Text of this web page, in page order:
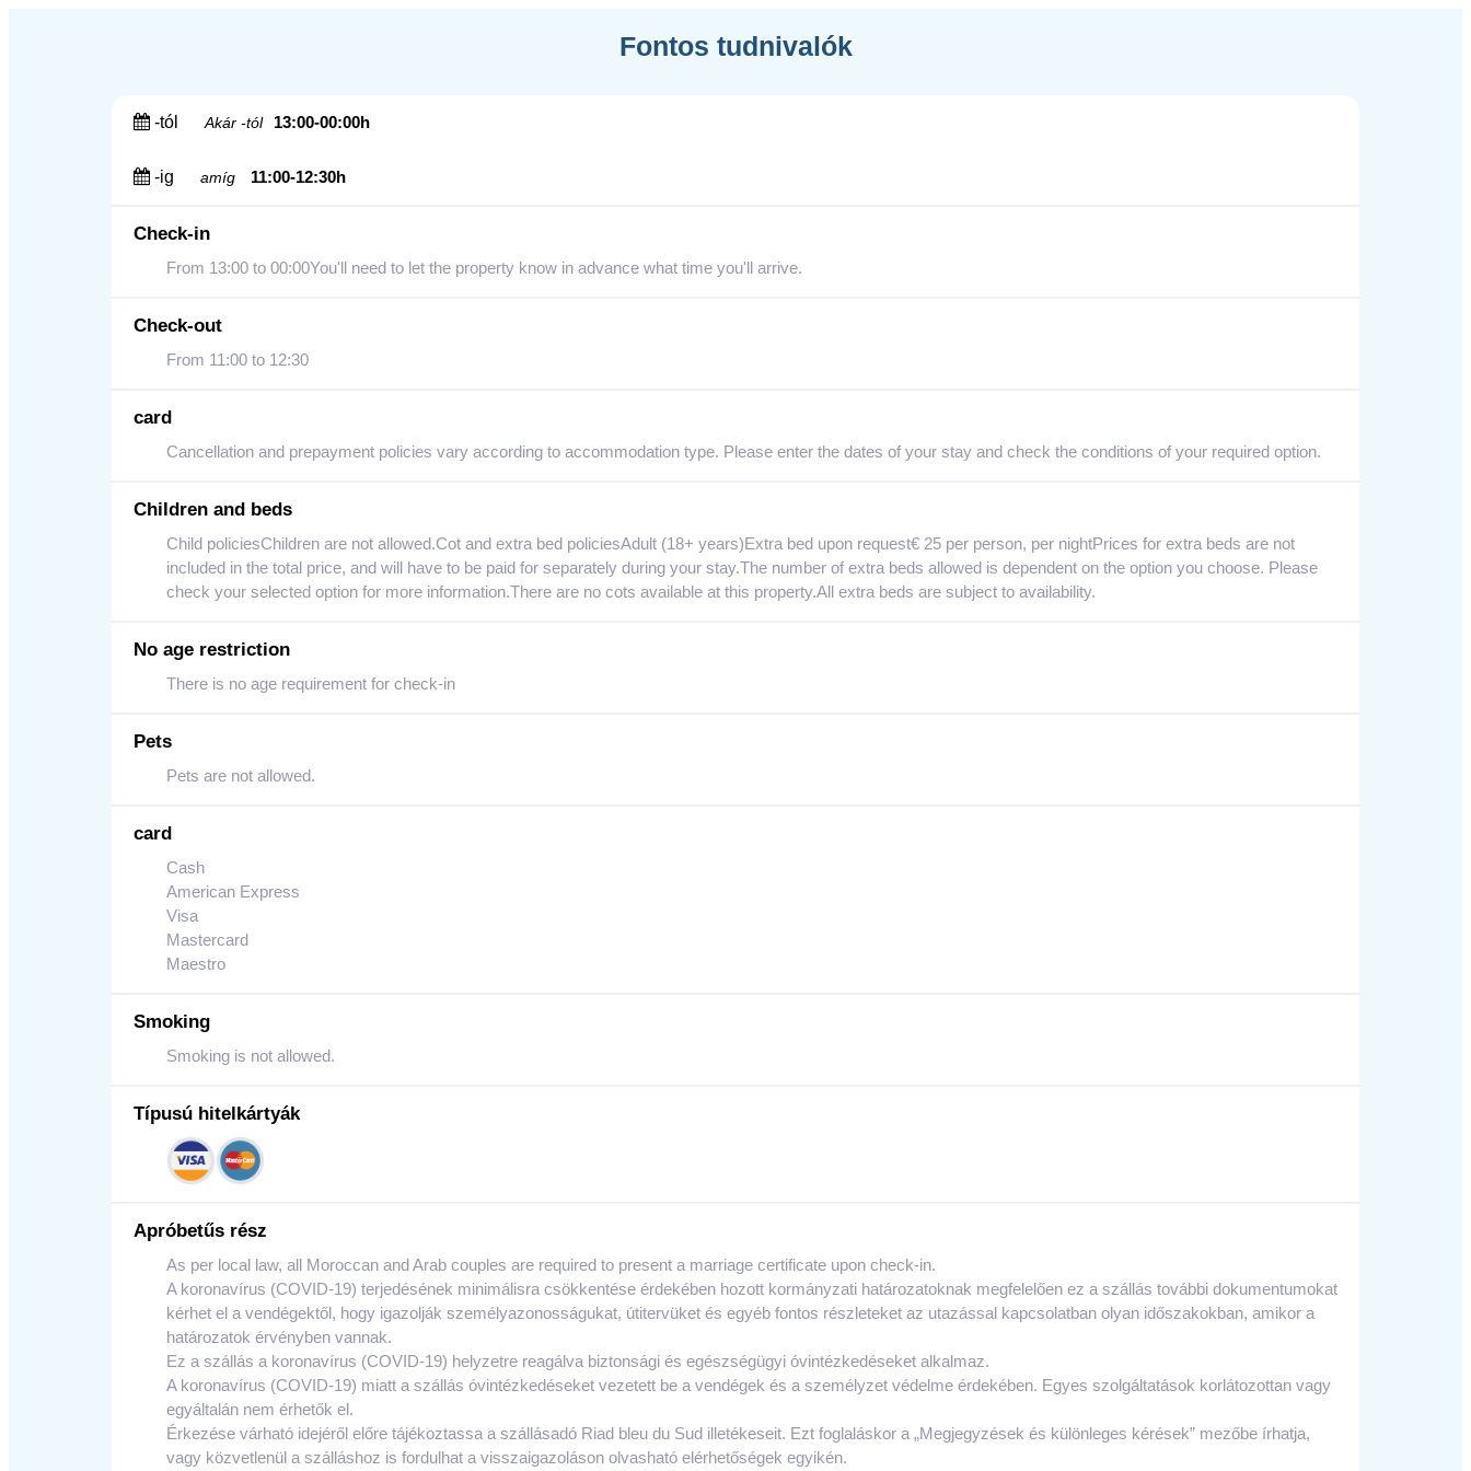
Fontos tudnivalók
-tól Akár -tól 13:00-00:00h
-ig amíg 11:00-12:30h
Check-in
From 13:00 to 00:00You'll need to let the property know in advance what time you'll arrive.
Check-out
From 11:00 to 12:30
card
Cancellation and prepayment policies vary according to accommodation type. Please enter the dates of your stay and check the conditions of your required option.
Children and beds
Child policiesChildren are not allowed.Cot and extra bed policiesAdult (18+ years)Extra bed upon request€ 25 per person, per nightPrices for extra beds are not
included in the total price, and will have to be paid for separately during your stay.The number of extra beds allowed is dependent on the option you choose. Please
check your selected option for more information.There are no cots available at this property.All extra beds are subject to availability.
No age restriction
There is no age requirement for check-in
Pets
Pets are not allowed.
card
Cash
American Express
Visa
Mastercard
Maestro
Smoking
Smoking is not allowed.
Típusú hitelkártyák
Apróbetűs rész
As per local law, all Moroccan and Arab couples are required to present a marriage certificate upon check-in.
A koronavírus (COVID-19) terjedésének minimálisra csökkentése érdekében hozott kormányzati határozatoknak megfelelően ez a szállás további dokumentumokat
kérhet el a vendégektől, hogy igazolják személyazonosságukat, útitervüket és egyéb fontos részleteket az utazással kapcsolatban olyan időszakokban, amikor a
határozatok érvényben vannak.
Ez a szállás a koronavírus (COVID-19) helyzetre reagálva biztonsági és egészségügyi óvintézkedéseket alkalmaz.
A koronavírus (COVID-19) miatt a szállás óvintézkedéseket vezetett be a vendégek és a személyzet védelme érdekében. Egyes szolgáltatások korlátozottan vagy
egyáltalán nem érhetők el.
Érkezése várható idejéről előre tájékoztassa a szállásadó Riad bleu du Sud illetékeseit. Ezt foglaláskor a „Megjegyzések és különleges kérések” mezőbe írhatja,
vagy közvetlenül a szálláshoz is fordulhat a visszaigazoláson olvasható elérhetőségek egyikén.